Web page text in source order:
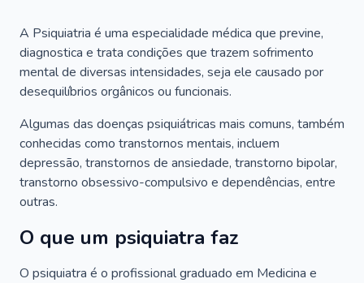
A Psiquiatria é uma especialidade médica que previne,
diagnostica e trata condições que trazem sofrimento
mental de diversas intensidades, seja ele causado por
desequilíbrios orgânicos ou funcionais.
Algumas das doenças psiquiátricas mais comuns, também
conhecidas como transtornos mentais, incluem
depressão, transtornos de ansiedade, transtorno bipolar,
transtorno obsessivo-compulsivo e dependências, entre
outras.
O que um psiquiatra faz
O psiquiatra é o profissional graduado em Medicina e